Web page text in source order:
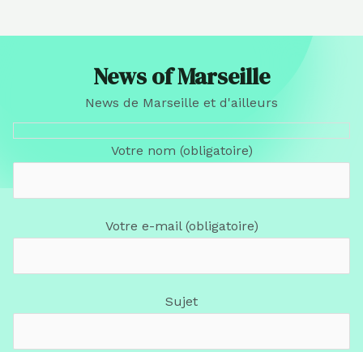
News of Marseille
News de Marseille et d'ailleurs
Votre nom (obligatoire)
Votre e-mail (obligatoire)
Sujet